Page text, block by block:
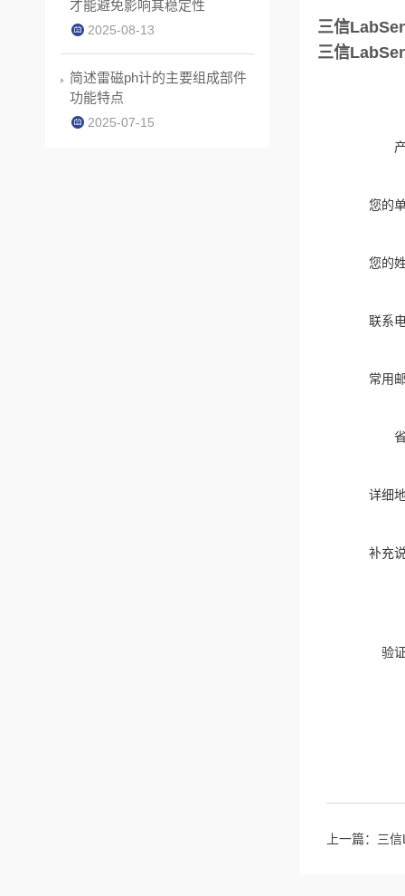
三信
三信
您的
您的
联系
常用
详细
补充
验
上一篇： 三
才能避免影响其稳定性
2025-08-13
简述雷磁ph计的主要组成部件
功能特点
2025-07-15